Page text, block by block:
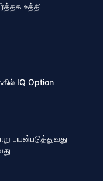
உத்தி
IQ Option
பயன்படுத்துவது